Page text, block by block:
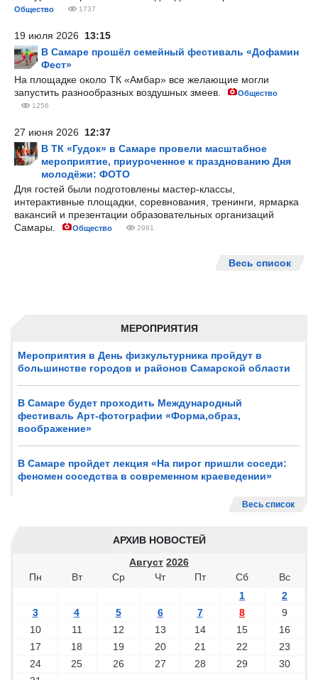
МЕРОПРИЯТИЯ
Мероприятия в День физкультурника пройдут в
большинстве городов и районов Самарской области
В Самаре будет проходить Международный
фестиваль Арт-фотографии «Форма,образ,
воображение»
В Самаре пройдет лекция «На пирог пришли соседи:
феномен соседства в современном краеведении»
Весь список
АРХИВ НОВОСТЕЙ
Август 2026
Пн
Вт Ср Чт Пт Сб
Вс
1
2
3
4 5 6 7 8
9
10
11 12 13 14 15
16
17
18 19 20 21 22
23
24
25 26 27 28 29
30
Общество 1737
19 июля 2026 13:15
В Самаре прошёл семейный фестиваль «Дофамин
Фест»
На площадке около ТК «Амбар» все желающие могли
запустить разнообразных воздушных змеев.
Общество
1256
27 июня 2026 12:37
В ТК «Гудок» в Самаре провели масштабное
мероприятие, приуроченное к празднованию Дня
молодёжи: ФОТО
Для гостей были подготовлены мастер-классы,
интерактивные площадки, соревнования, тренинги, ярмарка
вакансий и презентации образовательных организаций
Самары.
Общество 2981
Весь список